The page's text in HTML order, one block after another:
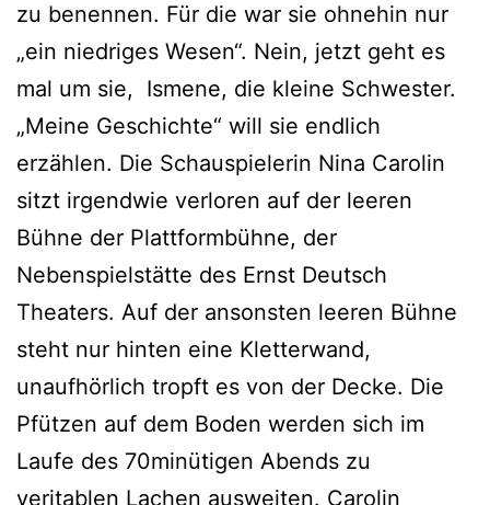
zu benennen. Für die war sie ohnehin nur
„ein niedriges Wesen“. Nein, jetzt geht es
mal um sie, Ismene, die kleine Schwester.
„Meine Geschichte“ will sie endlich
erzählen. Die Schauspielerin Nina Carolin
sitzt irgendwie verloren auf der leeren
Bühne der Plattformbühne, der
Nebenspielstätte des Ernst Deutsch
Theaters. Auf der ansonsten leeren Bühne
steht nur hinten eine Kletterwand,
unaufhörlich tropft es von der Decke. Die
Pfützen auf dem Boden werden sich im
Laufe des 70minütigen Abends zu
veritablen Lachen ausweiten. Carolin